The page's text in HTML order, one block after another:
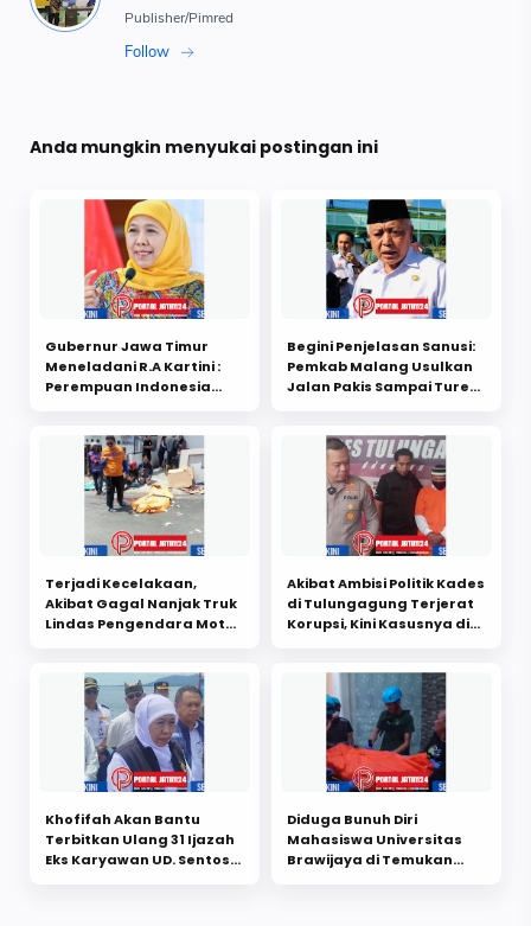
Anda mungkin menyukai postingan ini
Gubernur Jawa Timur
Meneladani R.A Kartini :
Perempuan Indonesia
Begini Penjelasan Sanusi:
Pemkab Malang Usulkan
Jalan Pakis Sampai Turen
Terjadi Kecelakaan,
Akibat Gagal Nanjak Truk
Lindas Pengendara Motor
Akibat Ambisi Politik Kades
di Tulungagung Terjerat
Korupsi, Kini Kasusnya di
Khofifah Akan Bantu
Terbitkan Ulang 31 Ijazah
Eks Karyawan UD. Sentosa
Diduga Bunuh Diri
Mahasiswa Universitas
Brawijaya di Temukan